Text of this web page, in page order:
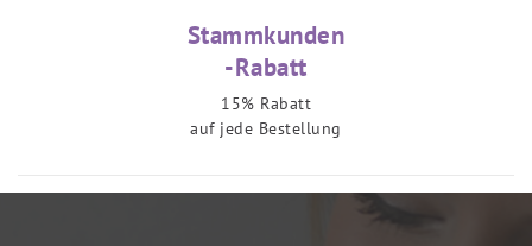
Stammkunden
-Rabatt
15% Rabatt
auf jede Bestellung